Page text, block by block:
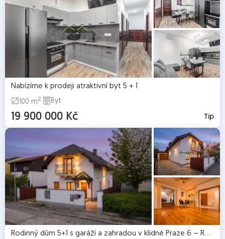
Nabízíme k prodeji atraktivní byt 5 + 1
100 m2 Byt
19 900 000 Kč Tip
Rodinný dům 5+1 s garáží a zahradou v klidné Praze 6 – Řepy